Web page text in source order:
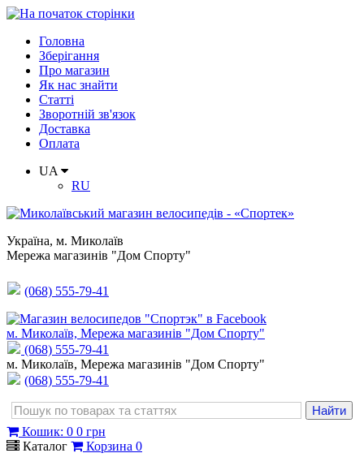
Головна
Зберігання
Про магазин
Як нас знайти
Статті
Зворотній зв'язок
Доставка
Оплата
UA
RU
Україна, м. Миколаїв
Мережа магазинів "Дом Спорту"
(068) 555-79-41
м. Миколаїв, Мережа магазинів "Дом Спорту"
(068) 555-79-41
м. Миколаїв, Мережа магазинів "Дом Спорту"
(068) 555-79-41
Кошик: 0 0 грн
Каталог
Корзина 0